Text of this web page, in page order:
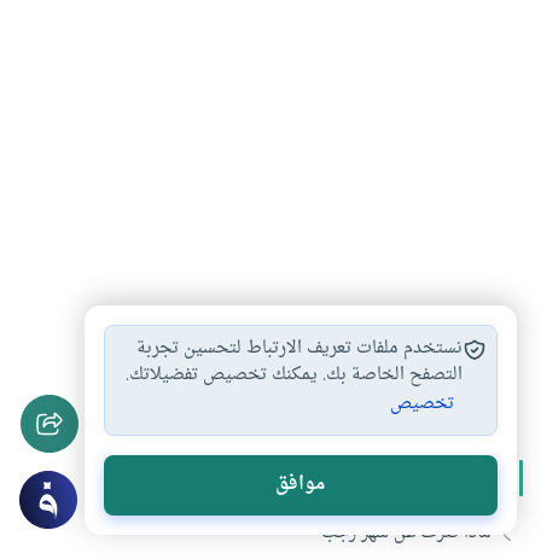
أحكام الصيام #البدعة الدينية صيام غرة رجب
شهر رجب #صيام التطوع
المزيد من سلسلةشهر رجب
ماذا تعرف عن شهر رجب
نستخدم ملفات تعريف الارتباط لتحسين تجربة
التصفح الخاصة بك. يمكنك تخصيص تفضيلاتك.
تخصيص
موافق